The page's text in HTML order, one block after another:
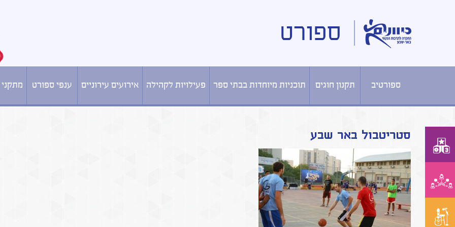
ספורט
ספורטיב תקנון חוגים תוכניות מיוחדות בבתי ספר פעילויות לקהילה אירועים עירוניים ענפי ספורט
סטריטבול באר שבע